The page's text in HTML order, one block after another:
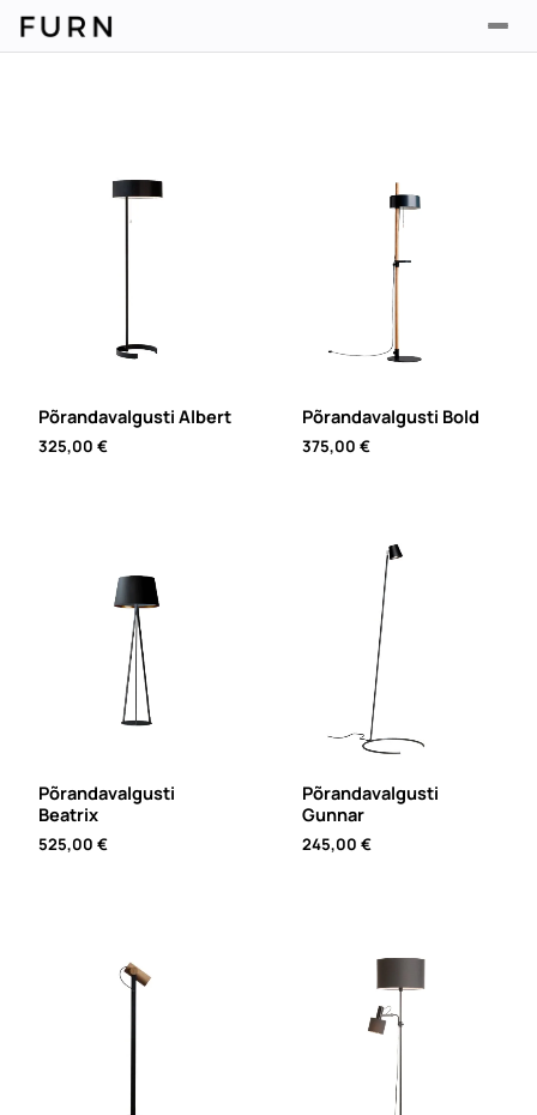
Põrandavalgusti Albert
325,00€
Põrandavalgusti Bold
375,00 €
Põrandavalgusti
Beatrix
525,00€
Põrandavalgusti
Gunnar
245,00 €